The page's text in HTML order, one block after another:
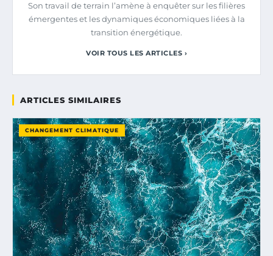
Son travail de terrain l’amène à enquêter sur les filières
émergentes et les dynamiques économiques liées à la
transition énergétique.
VOIR TOUS LES ARTICLES ›
ARTICLES SIMILAIRES
CHANGEMENT CLIMATIQUE